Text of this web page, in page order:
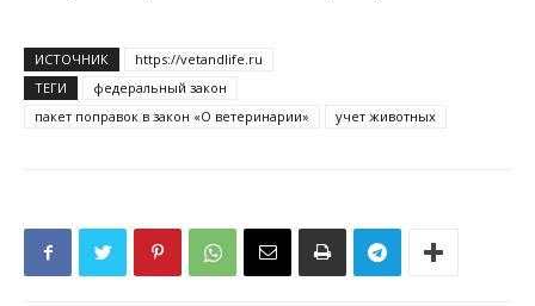
ИСТОЧНИК
https://vetandlife.ru
ТЕГИ
федеральный закон
пакет поправок в закон «О ветеринарии»
учет животных